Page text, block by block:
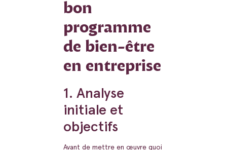
bon
programme
de bien-être
en entreprise
1. Analyse
initiale et
objectifs
Avant de mettre en œuvre quoi